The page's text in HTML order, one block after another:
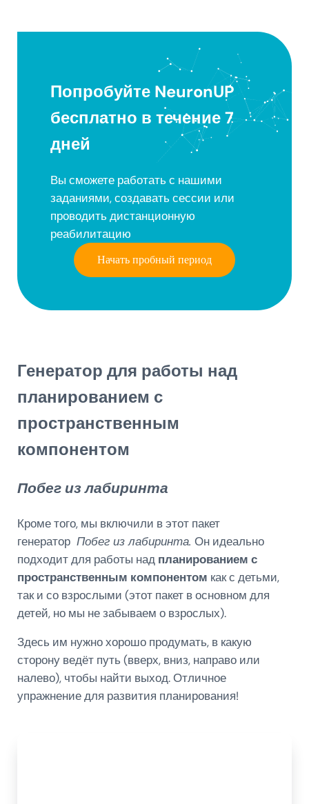
Попробуйте NeuronUP
бесплатно в течение 7
дней
Вы сможете работать с нашими
заданиями, создавать сессии или
проводить дистанционную
реабилитацию
Начать пробный период
Генератор для работы над
планированием с
пространственным
компонентом
Побег из лабиринта
Кроме того, мы включили в этот пакет
генератор Побег из лабиринта. Он идеально
подходит для работы над планированием с
пространственным компонентом как с детьми,
так и со взрослыми (этот пакет в основном для
детей, но мы не забываем о взрослых).
Здесь им нужно хорошо продумать, в какую
сторону ведёт путь (вверх, вниз, направо или
налево), чтобы найти выход. Отличное
упражнение для развития планирования!